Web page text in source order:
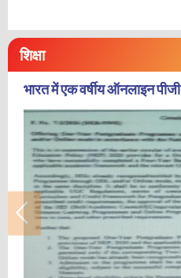
शिक्षा
भारत में एक वर्षीय ऑनलाइन पीजी